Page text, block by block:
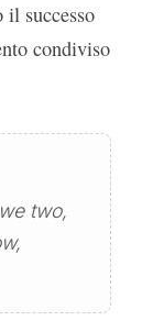
il successo
condiviso
two,